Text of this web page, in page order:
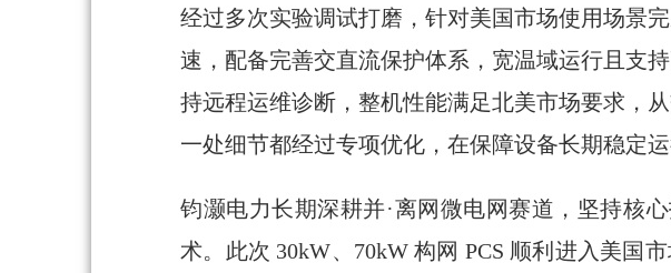
经过多次实验调试打磨，针对美国市场使用场景
速，配备完善交直流保护体系，宽温域运行且支
持远程运维诊断，整机性能满足北美市场要求，
一处细节都经过专项优化，在保障设备长期稳定
钧灏电力长期深耕并·离网微电网赛道，坚持核
术。此次 30kW、70kW 构网 PCS 顺利进入美国